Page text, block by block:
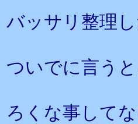
バッサリ整理
ついでに言う
ろくな事してな